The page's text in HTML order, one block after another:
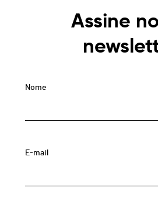
Assine
Nome
E-mail